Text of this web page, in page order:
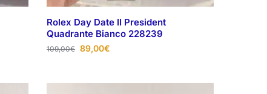
Rolex Day Date II President
Quadrante Bianco 228239
109,00€ 89,00€